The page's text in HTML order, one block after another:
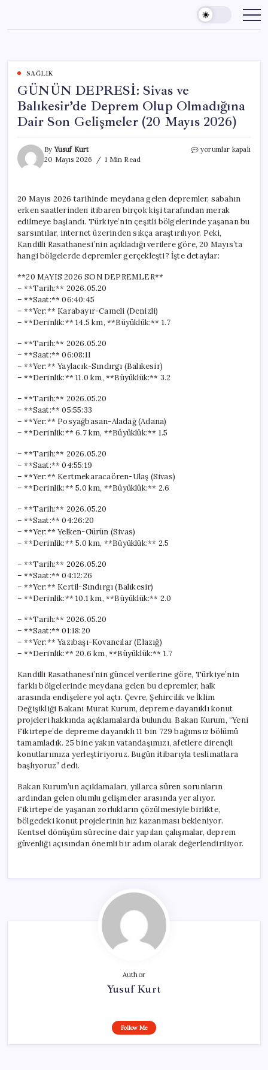
content
SAĞLIK
GÜNÜN DEPRESİ: Sivas ve
Balıkesir’de Deprem Olup Olmadığına
Dair Son Gelişmeler (20 Mayıs 2026)
ByYusuf Kurt
20 Mayıs 2026
1 Min Read
GÜNÜN
Deprem
Olup
Olmadığına
Dair
Son
Gelişmeler
(20
yorumlar kapalı
20 Mayıs 2026 tarihinde meydana gelen depremler, sabahın
erken saatlerinden itibaren birçok kişi tarafından merak
edilmeye başlandı. Türkiye’nin çeşitli bölgelerinde yaşanan bu
sarsıntılar, internet üzerinden sıkça araştırılıyor. Peki,
Kandilli Rasathanesi’nin açıkladığı verilere göre, 20 Mayıs’ta
hangi bölgelerde depremler gerçekleşti? İşte detaylar:
**20 MAYIS 2026 SON DEPREMLER**
– **Tarih:** 2026.05.20
– **Saat:** 06:40:45
– **Yer:** Karabayır-Cameli (Denizli)
– **Derinlik:** 14.5 km, **Büyüklük:** 1.7
– **Tarih:** 2026.05.20
– **Saat:** 06:08:11
– **Yer:** Yaylacık-Sındırgı (Balıkesir)
– **Derinlik:** 11.0 km, **Büyüklük:** 3.2
– **Tarih:** 2026.05.20
– **Saat:** 05:55:33
– **Yer:** Posyağbasan-Aladağ (Adana)
– **Derinlik:** 6.7 km, **Büyüklük:** 1.5
– **Tarih:** 2026.05.20
– **Saat:** 04:55:19
– **Yer:** Kertmekaracaören-Ulaş (Sivas)
– **Derinlik:** 5.0 km, **Büyüklük:** 2.6
– **Tarih:** 2026.05.20
– **Saat:** 04:26:20
– **Yer:** Yelken-Gürün (Sivas)
– **Derinlik:** 5.0 km, **Büyüklük:** 2.5
– **Tarih:** 2026.05.20
– **Saat:** 04:12:26
– **Yer:** Kertil-Sındırgı (Balıkesir)
– **Derinlik:** 10.1 km, **Büyüklük:** 2.0
– **Tarih:** 2026.05.20
– **Saat:** 01:18:20
– **Yer:** Yazıbaşı-Kovancılar (Elazığ)
– **Derinlik:** 20.6 km, **Büyüklük:** 1.7
Kandilli Rasathanesi’nin güncel verilerine göre, Türkiye’nin
farklı bölgelerinde meydana gelen bu depremler, halk
arasında endişelere yol açtı. Çevre, Şehircilik ve İklim
Değişikliği Bakanı Murat Kurum, depreme dayanıklı konut
projeleri hakkında açıklamalarda bulundu. Bakan Kurum, “Yeni
Fikirtepe’de depreme dayanıklı 11 bin 729 bağımsız bölümü
tamamladık. 25 bine yakın vatandaşımızı, afetlere dirençli
konutlarımıza yerleştiriyoruz. Bugün itibarıyla teslimatlara
başlıyoruz” dedi.
Bakan Kurum’un açıklamaları, yıllarca süren sorunların
ardından gelen olumlu gelişmeler arasında yer alıyor.
Fikirtepe’de yaşanan zorlukların çözülmesiyle birlikte,
bölgedeki konut projelerinin hız kazanması bekleniyor.
Kentsel dönüşüm sürecine dair yapılan çalışmalar, deprem
güvenliği açısından önemli bir adım olarak değerlendiriliyor.
Author
Yusuf Kurt
Follow Me